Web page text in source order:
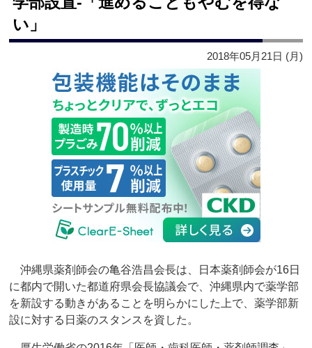
い」
2018年05月21日 (月)
沖縄県薬剤師会の亀谷浩昌会長は、日本薬剤師会が16日
に都内で開いた都道府県会長協議会で、沖縄県内で薬学部
を新設する動きがあることを明らかにした上で、薬学部新
設に対する日薬のスタンスを資した。